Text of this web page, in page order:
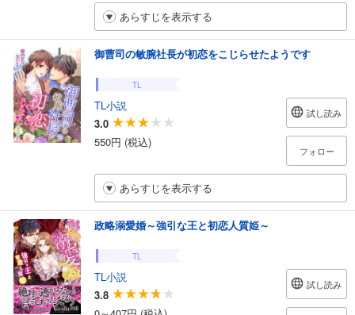
あらすじを表示する
御曹司の敏腕社長が初恋をこじらせたようです
TL
TL小説
3.0
550円 (税込)
試し読み
フォロー
あらすじを表示する
政略溺愛婚～強引な王と初恋人質姫～
TL
TL小説
3.8
試し読み